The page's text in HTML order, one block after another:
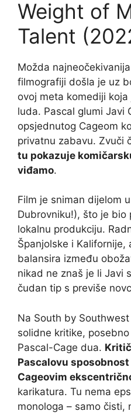
Weight of
Talent
Možda
filmografiji došla je uz
ovoj meta komediji
luda. Pascal glumi Javi
opsjednutog Cageom
privatnu zabavu. Zvuči
tu pokazuje
viđamo.
Film je sniman dijelom
Dubrovniku!), što je bio
lokalnu produkciju.
Španjolske i Kalifornije,
balansira između
nikad ne znaš je li Javi
čudan tip s previše
Na South by
solidne kritike,
Pascal-Cage dua.
Pascalovu
Cageovim
karikatura. Tu nema
monologa – samo čisti,